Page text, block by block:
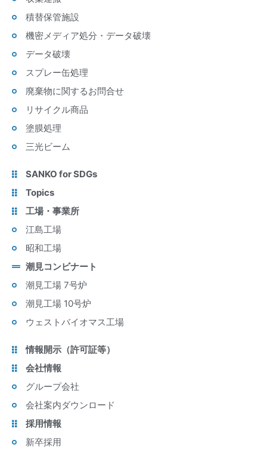
積替保管施設
機密メディア処分・データ破壊
データ破壊
スプレー缶処理
廃棄物に関するお問合せ
リサイクル商品
塗膜処理
三光ビーム
SANKO for SDGs
Topics
工場・事業所
江島工場
昭和工場
潮見コンビナート
潮見工場 7号炉
潮見工場 10号炉
ウェストバイオマス工場
情報開示（許可証等）
会社情報
グループ会社
会社案内ダウンロード
採用情報
新卒採用